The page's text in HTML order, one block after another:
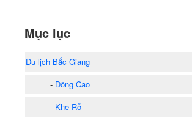
Mục lục
Du lịch Bắc Giang
- Đồng Cao
- Khe Rỗ